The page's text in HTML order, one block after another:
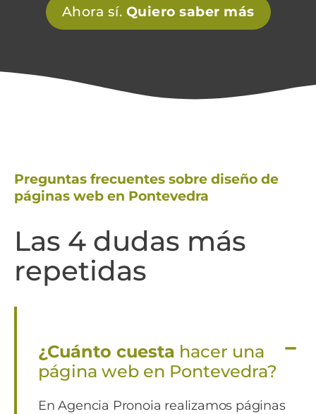
Ahora sí. Quiero saber más
Preguntas frecuentes sobre diseño de
páginas web en Pontevedra
Las 4 dudas más
repetidas
¿Cuánto cuesta hacer una
página web en Pontevedra?
En Agencia Pronoia realizamos páginas